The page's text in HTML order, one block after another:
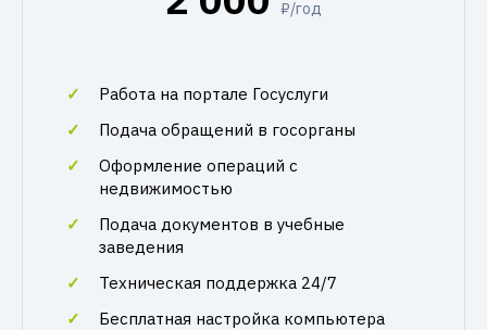
₽/год
Работа на портале Госуслуги
Подача обращений в госорганы
Оформление операций с
недвижимостью
Подача документов в учебные
заведения
Техническая поддержка 24/7
Бесплатная настройка компьютера